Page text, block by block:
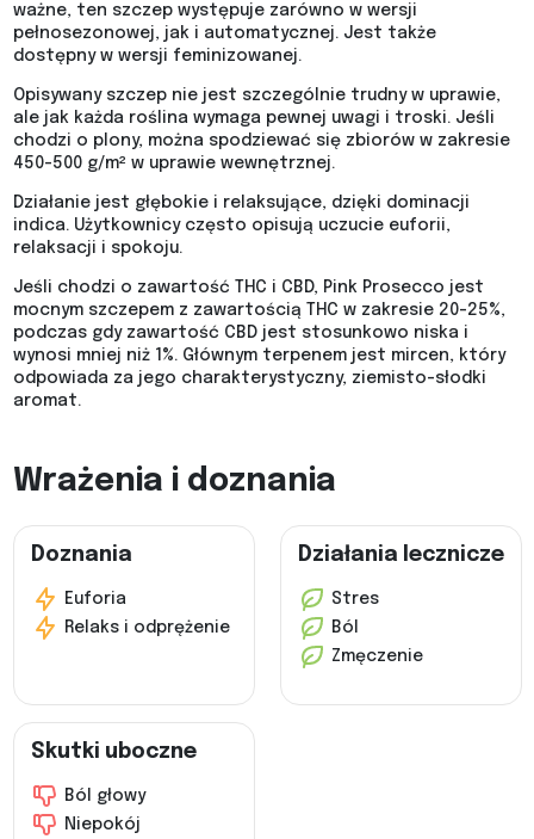
ważne, ten szczep występuje zarówno w wersji
pełnosezonowej, jak i automatycznej. Jest także
dostępny w wersji feminizowanej.
Opisywany szczep nie jest szczególnie trudny w uprawie,
ale jak każda roślina wymaga pewnej uwagi i troski. Jeśli
chodzi o plony, można spodziewać się zbiorów w zakresie
450-500 g/m² w uprawie wewnętrznej.
Działanie jest głębokie i relaksujące, dzięki dominacji
indica. Użytkownicy często opisują uczucie euforii,
relaksacji i spokoju.
Jeśli chodzi o zawartość THC i CBD, Pink Prosecco jest
mocnym szczepem z zawartością THC w zakresie 20-25%,
podczas gdy zawartość CBD jest stosunkowo niska i
wynosi mniej niż 1%. Głównym terpenem jest mircen, który
odpowiada za jego charakterystyczny, ziemisto-słodki
aromat.
Wrażenia i doznania
Doznania
Euforia
Relaks i odprężenie
Działania lecznicze
Stres
Ból
Zmęczenie
Skutki uboczne
Ból głowy
Niepokój